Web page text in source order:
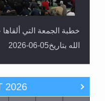
خطبة الجمعة التي
الله بتاريخ05-06-2026
2026